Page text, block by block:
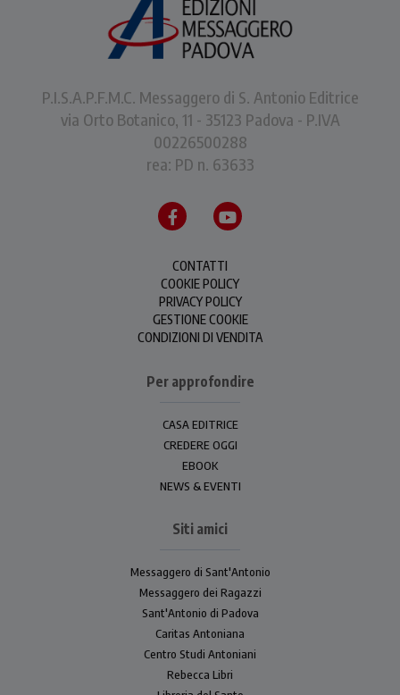
P.I.S.A.P.F.M.C. Messaggero di S. Antonio Editrice
via Orto Botanico, 11 - 35123 Padova - P.IVA
00226500288
rea: PD n. 63633
CONTATTI
COOKIE POLICY
PRIVACY POLICY
GESTIONE COOKIE
CONDIZIONI DI VENDITA
Per approfondire
CASA EDITRICE
CREDERE OGGI
EBOOK
NEWS & EVENTI
Siti amici
Messaggero di Sant'Antonio
Messaggero dei Ragazzi
Sant'Antonio di Padova
Caritas Antoniana
Centro Studi Antoniani
Rebecca Libri